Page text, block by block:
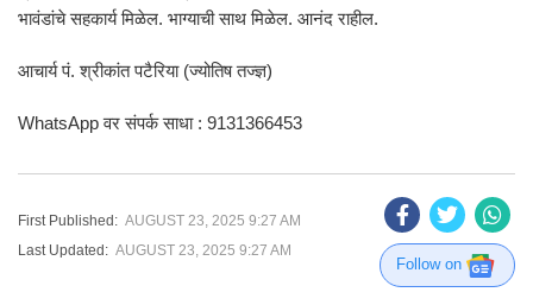
भावंडांचे सहकार्य मिळेल. भाग्याची साथ मिळेल. आनंद राहील.
आचार्य पं. श्रीकांत पटैरिया (ज्योतिष तज्ज्ञ)
WhatsApp वर संपर्क साधा : 9131366453
First Published: AUGUST 23, 2025 9:27 AM
Last Updated: AUGUST 23, 2025 9:27 AM
Follow on